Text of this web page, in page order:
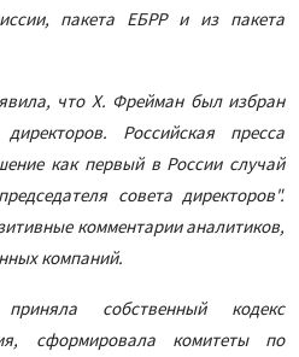
пакета ЕБРР и из пакета
что Х. Фрейман был избран
Российская пресса
как первый в России случай
совета директоров".
комментарии аналитиков,
компаний.
собственный кодекс
сформировала комитеты по